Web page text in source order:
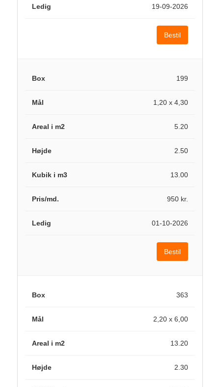
19-09-2026
Bestil
199
1,20 x 4,30
5.20
2.50
13.00
950 kr.
01-10-2026
Bestil
363
2,20 x 6,00
13.20
2.30